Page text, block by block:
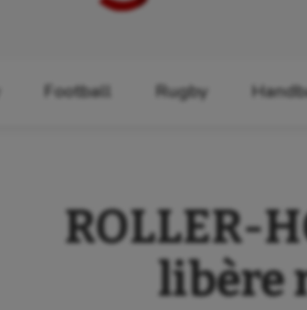
Football Rugby
ROLLER-
libère